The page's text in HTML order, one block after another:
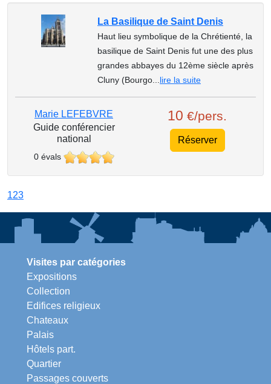
La Basilique de Saint Denis
Haut lieu symbolique de la Chrétienté, la
basilique de Saint Denis fut une des plus
grandes abbayes du 12ème siècle après
Cluny (Bourgo... lire la suite
Marie LEFEBVRE
Guide conférencier
national
0 évals
10 €/pers.
Réserver
123
Visites par catégories
Expositions
Collection
Edifices religieux
Chateaux
Palais
Hôtels part.
Quartier
Passages couverts